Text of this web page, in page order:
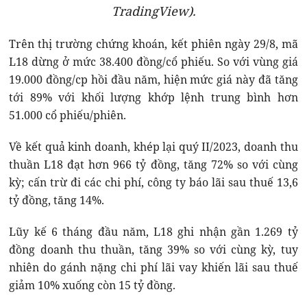
TradingView).
Trên thị trường chứng khoán, kết phiên ngày 29/8, mã
L18 dừng ở mức 38.400 đồng/cổ phiếu. So với vùng giá
19.000 đồng/cp hồi đầu năm, hiện mức giá này đã tăng
tới 89% với khối lượng khớp lệnh trung bình hơn
51.000 cổ phiếu/phiên.
Về kết quả kinh doanh, khép lại quý II/2023, doanh thu
thuần L18 đạt hơn 966 tỷ đồng, tăng 72% so với cùng
kỳ; cấn trừ đi các chi phí, công ty báo lãi sau thuế 13,6
tỷ đồng, tăng 14%.
Lũy kế 6 tháng đầu năm, L18 ghi nhận gần 1.269 tỷ
đồng doanh thu thuần, tăng 39% so với cùng kỳ, tuy
nhiên do gánh nặng chi phí lãi vay khiến lãi sau thuế
giảm 10% xuống còn 15 tỷ đồng.